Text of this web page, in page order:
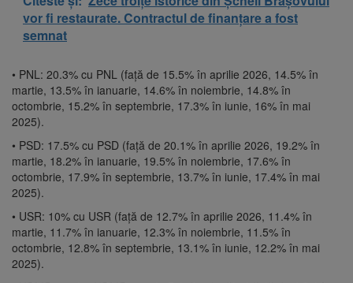
vor fi restaurate. Contractul de finanțare a fost
semnat
• PNL: 20.3% cu PNL (față de 15.5% în aprilie 2026, 14.5% în
martie, 13.5% în ianuarie, 14.6% în noiembrie, 14.8% în
octombrie, 15.2% în septembrie, 17.3% în iunie, 16% în mai
2025).
• PSD: 17.5% cu PSD (față de 20.1% în aprilie 2026, 19.2% în
martie, 18.2% în ianuarie, 19.5% în noiembrie, 17.6% în
octombrie, 17.9% în septembrie, 13.7% în iunie, 17.4% în mai
2025).
• USR: 10% cu USR (față de 12.7% în aprilie 2026, 11.4% în
martie, 11.7% în ianuarie, 12.3% în noiembrie, 11.5% în
octombrie, 12.8% în septembrie, 13.1% în iunie, 12.2% în mai
2025).